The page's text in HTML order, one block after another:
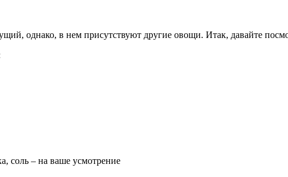
однако, в нем присутствуют другие овощи. Итак, давайте
соль – на ваше усмотрение